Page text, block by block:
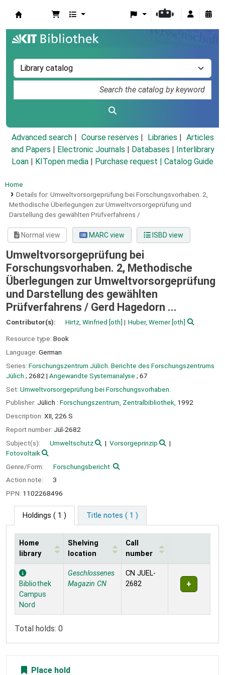
Advanced search Course reserves Libraries
Articles
and Papers
Electronic Journals Databases
Interlibrary
Loan
KITopen media Purchase request | Catalog Guide
Home
Details for: Umweltvorsorgeprüfung bei Forschungsvorhaben. 2,
Methodische Überlegungen zur Umweltvorsorgeprüfung und
Darstellung des gewählten Prüfverfahrens /
Normal view MARC view ISBD view
Umweltvorsorgeprüfung bei
Forschungsvorhaben. 2, Methodische
Überlegungen zur Umweltvorsorgeprüfung
und Darstellung des gewählten
Prüfverfahrens / Gerd Hagedorn ...
Contributor(s): Hirtz, Winfried [oth] Huber, Werner[oth]
Resource type: Book
Language: German
Series: Forschungszentrum Jülich. Berichte des Forschungszentrums
Jülich ; 2682 | Angewandte Systemanalyse ; 67
Set: Umweltvorsorgeprüfung bei Forschungsvorhaben.
Publisher: Jülich : Forschungszentrum, Zentralbibliothek, 1992
Description: XII, 226 S
Report number: Jül-2682
Subject(s):
Umweltschutz
Vorsorgeprinzip
Fotovoltaik
Genre/Form:
Forschungsbericht
Action note:
3
PPN: 1102268496
Holdings ( 1 ) Title notes ( 1 )
Holdings
Home
library
Shelving
location
Call
number
Bibliothek
Campus
Nord
Geschlossenes
Magazin CN
CN JUEL-
2682
Total holds: 0
Place hold